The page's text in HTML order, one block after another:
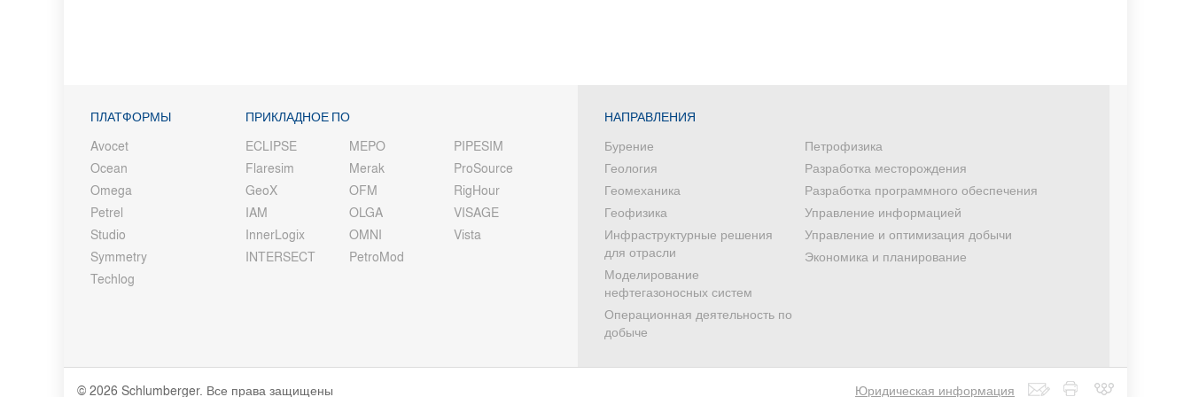
ПЛАТФОРМЫ
Avocet
Ocean
Omega
Petrel
Studio
Symmetry
Techlog
ПРИКЛАДНОЕ ПО
ECLIPSE
Flaresim
GeoX
IAM
InnerLogix
INTERSECT
MEPO
Merak
OFM
OLGA
OMNI
PetroMod
PIPESIM
ProSource
RigHour
VISAGE
Vista
НАПРАВЛЕНИЯ
Бурение
Геология
Геомеханика
Геофизика
Инфраструктурные решения
для отрасли
Моделирование
нефтегазоносных систем
Операционная деятельность по
добыче
Петрофизика
Разработка месторождения
Разработка программного обеспечения
Управление информацией
Управление и оптимизация добычи
Экономика и планирование
Юридическая информация
© 2026 Schlumberger. Все права защищены